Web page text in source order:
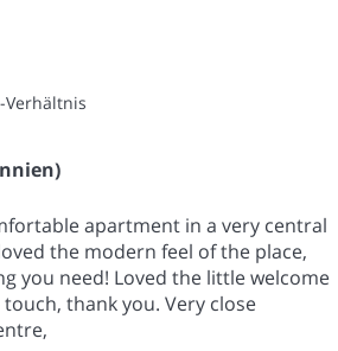
Verhältnis
apartment in a very central
the modern feel of the place,
you need! Loved the little welcome
thank you. Very close